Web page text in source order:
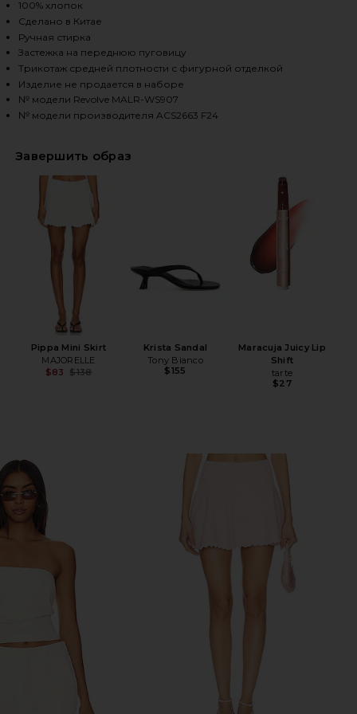
PIPPA VEST IN IVORY ON FACEBOOK (OPENS
PIPPA VEST IN IVORY ON TWITTER (OPENS IN
PIPPA VEST IN IVORY ON PINTEREST (OPENS
100% хлопок
Сделано в Китае
Ручная стирка
Застежка на переднюю пуговицу
Трикотаж средней плотности с фигурной отделкой
Изделие не продается в наборе
№ модели Revolve MALR-WS907
№ модели производителя ACS2663 F24
Завершить образ
Pippa Mini Skirt
MAJORELLE
$83
$138
Krista Sandal
Tony Bianco
$155
Maracuja Juicy Lip
Shift
tarte
$27